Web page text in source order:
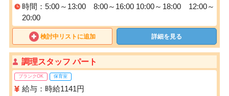
時間：5:00～13:00 8:00～16:00 10:00～18:00 12:00～
20:00
検討中リストに追加 詳細を見る
調理スタッフ パート
ブランクOK 保育室
給与：時給1141円